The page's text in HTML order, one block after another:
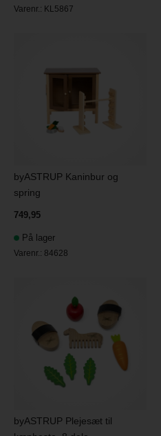
Varenr.: KL5867
byASTRUP Kaninbur og
spring
749,95
På lager
Varenr.: 84628
byASTRUP Plejesæt til